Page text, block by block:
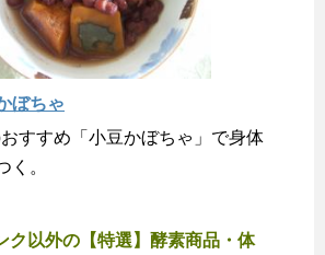
ぼちゃ
すすめ「小豆かぼちゃ」で身体
く。
ク以外の【特選】酵素商品・体